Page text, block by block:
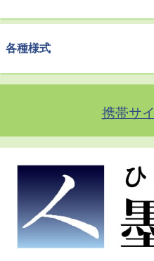
各種様式
携帯サ